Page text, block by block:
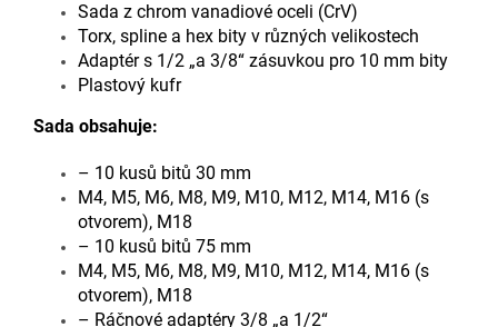
Sada z chrom vanadiové oceli (CrV)
Torx, spline a hex bity v různých velikostech
Adaptér s 1/2 „a 3/8“ zásuvkou pro 10 mm bity
Plastový kufr
Sada obsahuje:
– 10 kusů bitů 30 mm
M4, M5, M6, M8, M9, M10, M12, M14, M16 (s
otvorem), M18
– 10 kusů bitů 75 mm
M4, M5, M6, M8, M9, M10, M12, M14, M16 (s
otvorem), M18
– Ráčnové adaptéry 3/8 „a 1/2“